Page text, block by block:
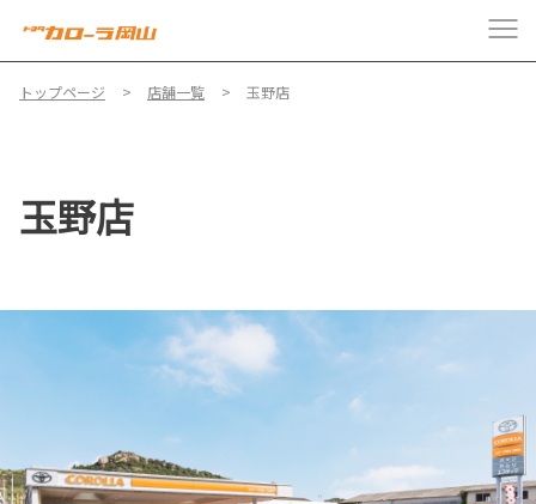
トップページ 店舗一覧 玉野店
玉野店